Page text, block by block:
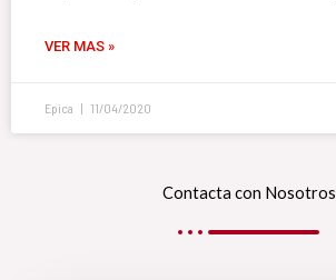
VER MAS »
Epica 11/04/2020
Contacta con Nosotros